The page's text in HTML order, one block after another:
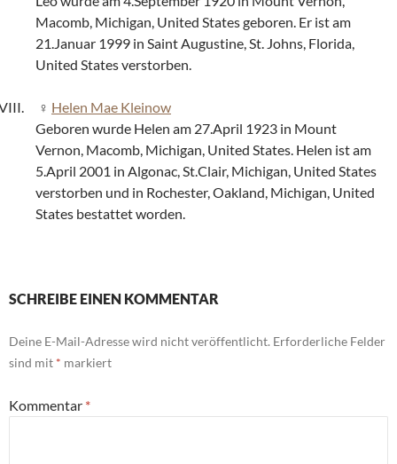
Macomb, Michigan, United States geboren. Er ist am
21.Januar 1999 in Saint Augustine, St. Johns, Florida,
United States verstorben.
Helen Mae Kleinow
Geboren wurde Helen am 27.April 1923 in Mount
Vernon, Macomb, Michigan, United States. Helen ist am
5.April 2001 in Algonac, St.Clair, Michigan, United States
verstorben und in Rochester, Oakland, Michigan, United
States bestattet worden.
SCHREIBE EINEN KOMMENTAR
Deine E-Mail-Adresse wird nicht veröffentlicht. Erforderliche Felder
sind mit * markiert
Kommentar *